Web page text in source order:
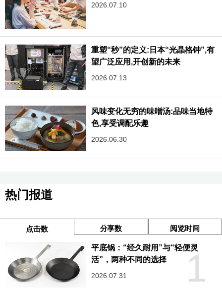
2026.07.10
重塑“秒”的定义:日本“光晶格钟”,有
望广泛应用,开创新的未来
2026.07.13
风味变化无穷的味噌汤:品味当地特
色,享受调配乐趣‌
2026.06.30
热门报道
点击数 分享数 阅览时间
1
平底锅：“经久耐用”与“轻便灵
活”，两种不同的选择
2026.07.31